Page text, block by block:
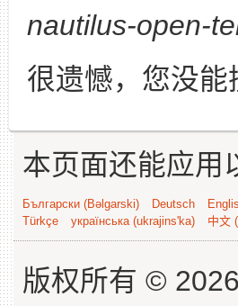
nautilus-open-
很遗憾，您没
本页面还能应用
Български (Bəlgarski) Deutsch
Türkçe
українська (ukrajins'ka) 中文
版权所有 © 2026